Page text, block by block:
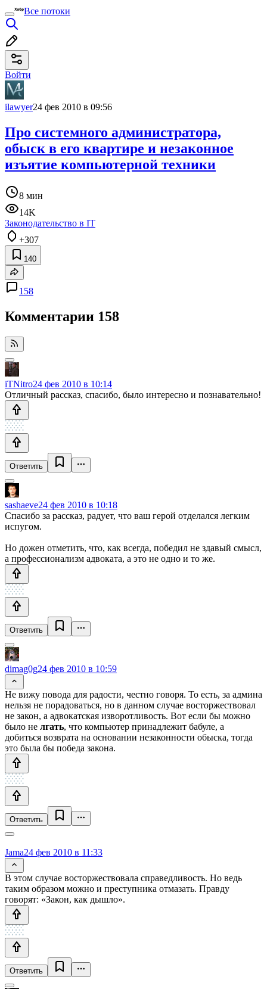
Все потоки
Войти
ilawyer24 фев 2010 в 09:56
Про системного администратора,
обыск в его квартире и незаконное
изъятие компьютерной техники
8 мин
14K
Законодательство в IT
+307
140
158
Комментарии 158
iTNitro24 фев 2010 в 10:14
Отличный рассказ, спасибо, было интересно и познавательно!
Ответить
sashaeve24 фев 2010 в 10:18
Спасибо за рассказ, радует, что ваш герой отделался легким
испугом.
Но дожен отметить, что, как всегда, победил не здавый смысл,
а профессионализм адвоката, а это не одно и то же.
Ответить
dimag0g24 фев 2010 в 10:59
Не вижу повода для радости, честно говоря. То есть, за админа
нельзя не порадоваться, но в данном случае восторжествовал
не закон, а адвокатская изворотливость. Вот если бы можно
было не лгать, что компьютер принадлежит бабуле, а
добиться возврата на основании незаконности обыска, тогда
это была бы победа закона.
Ответить
Jama24 фев 2010 в 11:33
В этом случае восторжествовала справедливость. Но ведь
таким образом можно и преступника отмазать. Правду
говорят: «Закон, как дышло».
Ответить